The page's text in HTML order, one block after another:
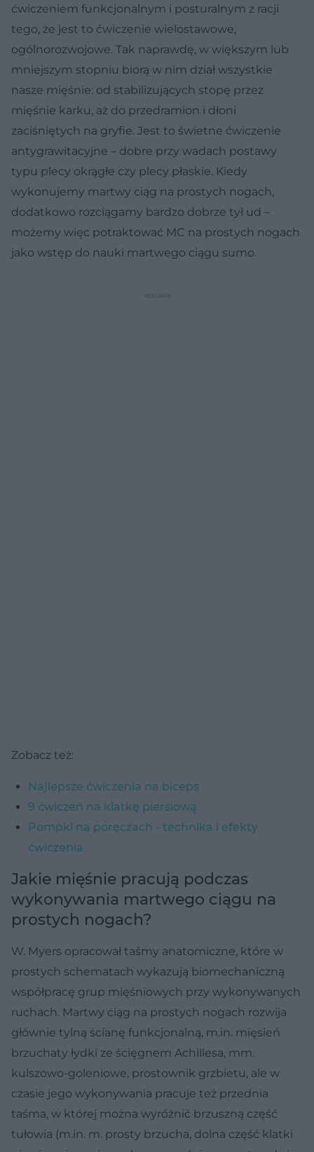
ćwiczeniem funkcjonalnym i posturalnym z racji
tego, że jest to ćwiczenie wielostawowe,
ogólnorozwojowe. Tak naprawdę, w większym lub
mniejszym stopniu biorą w nim dział wszystkie
nasze mięśnie: od stabilizujących stopę przez
mięśnie karku, aż do przedramion i dłoni
zaciśniętych na gryfie. Jest to świetne ćwiczenie
antygrawitacyjne – dobre przy wadach postawy
typu plecy okrągłe czy plecy płaskie. Kiedy
wykonujemy martwy ciąg na prostych nogach,
dodatkowo rozciągamy bardzo dobrze tył ud –
możemy więc potraktować MC na prostych nogach
jako wstęp do nauki martwego ciągu sumo.
Zobacz też:
Najlepsze ćwiczenia na biceps
9 ćwiczeń na klatkę piersiową
Pompki na poręczach - technika i efekty
ćwiczenia
Jakie mięśnie pracują podczas
wykonywania martwego ciągu na
prostych nogach?
W. Myers opracował taśmy anatomiczne, które w
prostych schematach wykazują biomechaniczną
współpracę grup mięśniowych przy wykonywanych
ruchach. Martwy ciąg na prostych nogach rozwija
głównie tylną ścianę funkcjonalną, m.in. mięsień
brzuchaty łydki ze ścięgnem Achillesa, mm.
kulszowo-goleniowe, prostownik grzbietu, ale w
czasie jego wykonywania pracuje też przednia
taśma, w której można wyróżnić brzuszną część
tułowia (m.in. m. prosty brzucha, dolna część klatki